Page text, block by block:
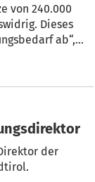
von 240.000
Dieses
ab“,
der